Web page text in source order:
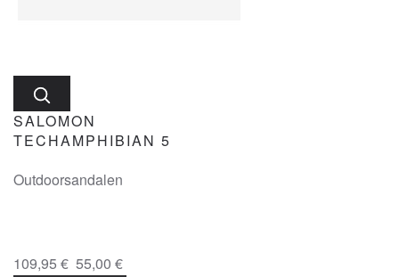
SALOMON
TECHAMPHIBIAN 5
Outdoorsandalen
109,95 € 55,00 €